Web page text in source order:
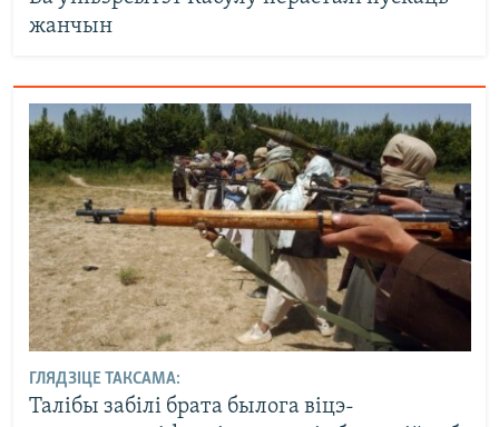
жанчын
ГЛЯДЗІЦЕ ТАКСАМА:
Талібы забілі брата былога віцэ-